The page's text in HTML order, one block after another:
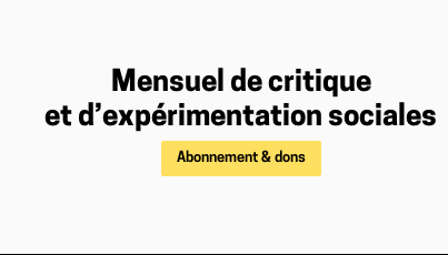
Mensuel de critique
et d’expérimentation sociales
Abonnement & dons